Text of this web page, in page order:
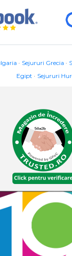
Sejururi Grecia
Egipt
Sejururi